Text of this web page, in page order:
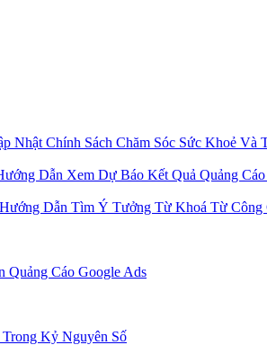
Nhật Chính Sách Chăm Sóc Sức Khoẻ Và
Dẫn Xem Dự Báo Kết Quả Quảng
Dẫn Tìm Ý Tưởng Từ Khoá Từ Công
Quảng Cáo Google Ads
Kỷ Nguyên Số